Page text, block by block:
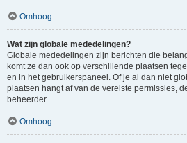
Omhoog
Wat zijn globale mededelingen?
Globale mededelingen zijn berichten die
komt ze dan ook op verschillende plaatsen
en in het gebruikerspaneel. Of je al dan niet
plaatsen hangt af van de vereiste permissies,
beheerder.
Omhoog